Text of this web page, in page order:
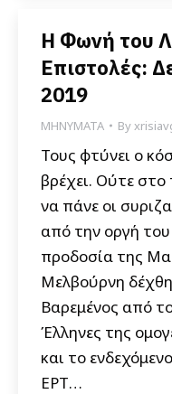
Η Φωνή του
Επιστολές:
2019
ΜΗΝΥΜΑΤΑ By
Τους φτύνει ο
βρέχει. Ούτε
να πάνε οι
από την οργή
προδοσία της
Μελβούρνη
Βαρεμένος από
Έλληνες της
και το
ΕΡΤ…